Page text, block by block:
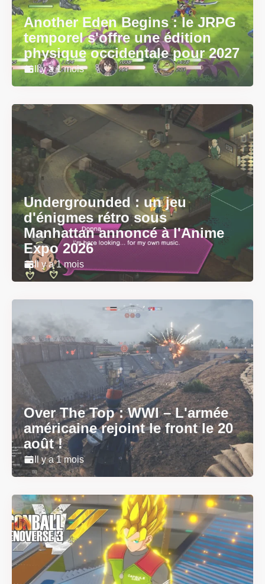
Another Eden Begins : le JRPG
temporel s'offre une édition
physique occidentale pour 2027
Il y a 1 mois
Undergrounded : un jeu
d'énigmes rétro sous
Manhattan annoncé à l'Anime
Expo 2026
Il y a 1 mois
Over The Top : WWI – L'armée
américaine rejoint le front le 20
août !
Il y a 1 mois